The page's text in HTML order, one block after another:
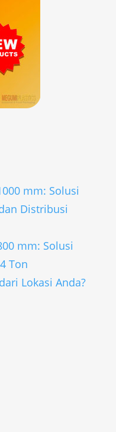
mm: Solusi
Distribusi
mm: Solusi
Ton
Lokasi Anda?